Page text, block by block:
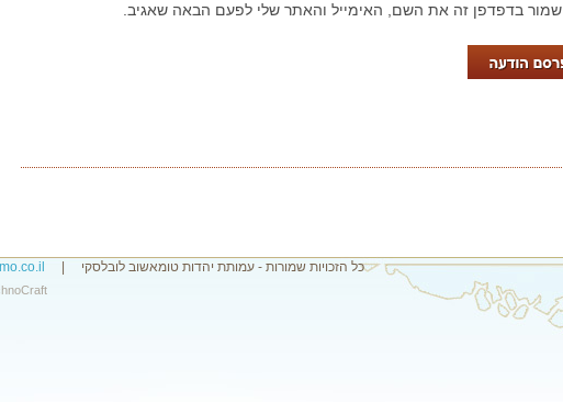
שמור בדפדפן זה את השם, האימייל והאתר שלי לפעם הבאה שאגיב.
כל הזכויות שמורות - עמותת יהדות טומאשוב לובלסקי